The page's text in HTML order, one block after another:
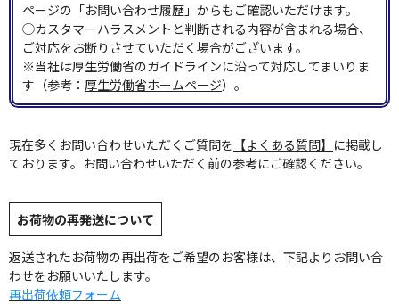
ページの「お問い合わせ履歴」からもご確認いただけます。
◯カスタマーハラスメントと判断される内容が含まれる場合、
ご対応をお断りさせていただく場合がございます。
※当社は厚生労働省のガイドラインに沿って対応してまいりま
す（参考： 厚生労働省ホームページ）。
現在多くお問い合わせいただくご質問を 【よくある質問】 に掲載し
ております。お問い合わせいただく前の参考にご確認ください。
お荷物の再発送について
返送されたお荷物の再出荷をご希望のお客様は、下記よりお問い合
わせをお願いいたします。
再出荷依頼フォーム